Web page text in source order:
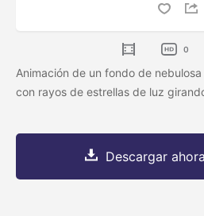
0
Animación de un fondo de
con rayos de estrellas de luz
Descargar